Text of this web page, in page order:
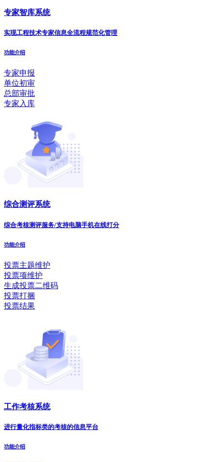
专家智库系统
实现工程技术专家信息全流程规范化管理
功能介绍
专家申报
单位初审
总部审批
专家入库
综合测评系统
综合考核测评服务/支持电脑手机在线打分
功能介绍
投票主题维护
投票项维护
生成投票二维码
投票打捆
投票结果
工作考核系统
进行量化指标类的考核的信息平台
功能介绍